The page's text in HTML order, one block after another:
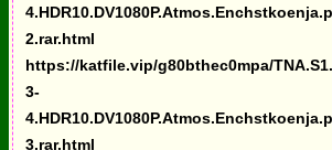
2.rar.html
https://katfile.vip/g80bthec0mpa/
3-
3.rar.html